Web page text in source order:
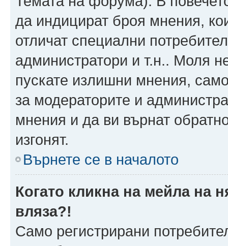
да индицират броя мнения,
отличат специални
администратори и т.н.. Моля
пускате излишни мнения,
за модераторите и
мнения и да ви върнат
изгонят.
Върнете се в началото
Когато кликна на мейла на
вляза?!
Само регистрирани